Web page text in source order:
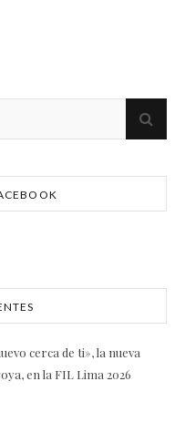
cerca de ti», la nueva
en la FIL Lima 2026